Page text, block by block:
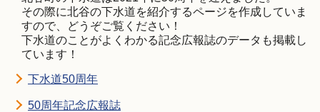
その際に北谷の下水道を紹介するページを作成していま
すので、どうぞご覧ください！
下水道のことがよくわかる記念広報誌のデータも掲載し
ています！
下水道50周年
50周年記念広報誌